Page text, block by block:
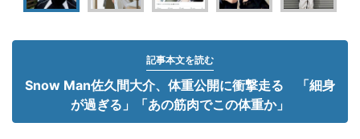
記事本文を読む
Snow Man佐久間大介、体重公開に衝撃走る 「細身
が過ぎる」「あの筋肉でこの体重か」